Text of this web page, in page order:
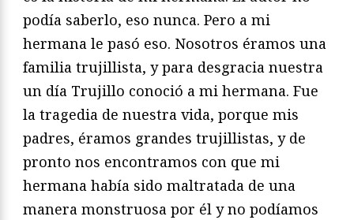
podía saberlo, eso nunca. Pero a mi
hermana le pasó eso. Nosotros éramos una
familia trujillista, y para desgracia nuestra
un día Trujillo conoció a mi hermana. Fue
la tragedia de nuestra vida, porque mis
padres, éramos grandes trujillistas, y de
pronto nos encontramos con que mi
hermana había sido maltratada de una
manera monstruosa por él y no podíamos